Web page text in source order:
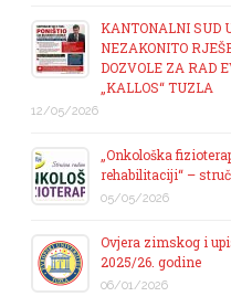
KANTONALNI SUD
NEZAKONITO
DOZVOLE ZA RAD
„KALLOS“ TUZLA
12/05/2026
„Onkološka
rehabilitaciji“ –
05/05/2026
Ovjera zimskog i
2025/26. godine
06/01/2026